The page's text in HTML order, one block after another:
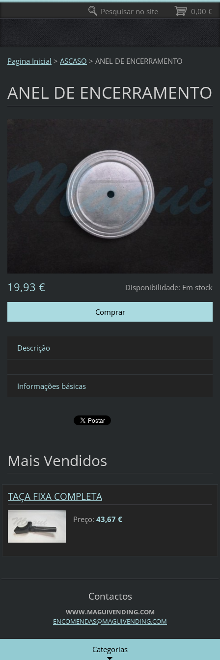
Pagina Inicial > ASCASO > ANEL DE ENCERRAMENTO
ANEL DE ENCERRAMENTO
Disponibilidade: Em stock
19,93 €
Descrição
Informações básicas
Mais Vendidos
TAÇA FIXA COMPLETA
Preço: 43,67 €
Contactos
WWW.MAGUIVENDING.COM
ENCOMENDAS@MAGUIVENDING.COM
Categorias
0,00 €
Pesquisar no site